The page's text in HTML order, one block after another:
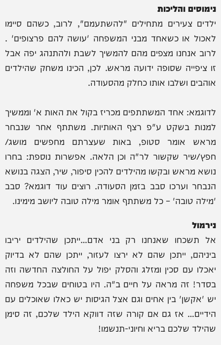
נימוסים והליכות
ילדים צעירים מתחילים "להשתעמם", לרוב, כשהם סיימו
לאכול או כשאחד מבני המשפחה 'עושה להם פרצופים' .
לרוב אנחנו מצפים מהם להמשיך לשבת ולהתנהג יפה אבל
זו ציפייה שסופה ידועה מראש. לכן, הכינו משחק שהילדים
אוהבים ושלבו אותו כחלק מהסעודה.
לדוגמא: אחד המשתתפים מכריז בקול את האות א' וממשיך
למנות בשקט ע"פ רצף האותיות. משתתף אחר שנבחר
מראש אומר סטופ, באות שעצרתם מחפשים מושג/
חפץ/שיר שקשור לר"ה וכן הלאה. אפשרות נוספת: בחרו
נושא מראש ובקשו מהילדים להכין סיפור, שיר, הצגה בנושא
הנבחר וערכו סבב בזמן הסעודה. רוצים עוד דוגמא? סבב
'מילה טובה' – כל משתתף אומר מילה טובה ליושב מימינו.
נירמול
אל תשכחו שאנחנו רק בני אדם…ייתכן שהילדים יריבו
ביניהם, ייתכן שהם לא ירצו לעזור, ייתכן שהם לא בדיוק
יאכלו עם סכין ומזלג והסלק יפול על החולצה החדשה וזה
בסדר! זה מראה על חיים ב"ה. היו בטוחים שבכל משפחה
יש 'אקשן' בין אחים וגם אצל הגיסות יש כאלו שאוכלים עם
הידיים… אז גם אם קורה שזה דווקא הילד שלכם, זה סימן
שהילד שלכם בריא וחיוני-תנשמו!